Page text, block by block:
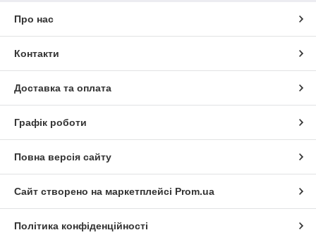
Про нас
Контакти
Доставка та оплата
Графік роботи
Повна версія сайту
Сайт створено на маркетплейсі Prom.ua
Політика конфіденційності